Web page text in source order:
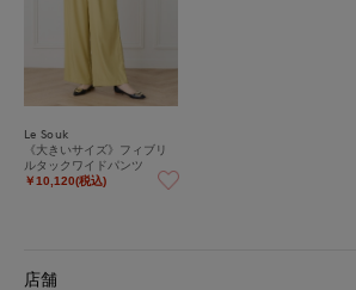
Le Souk
《大きいサイズ》フィブリ
ルタックワイドパンツ
￥10,120(税込)
店舗